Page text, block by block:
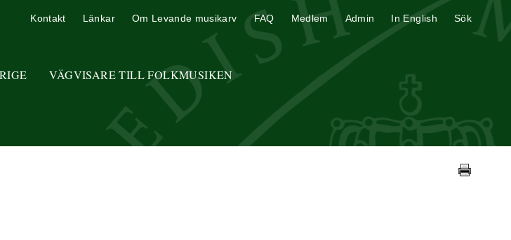
VÄGVISARE TILL FOLKMUSIKEN
Kontakt Länkar Om Levande musikarv FAQ Medlem Admin In English Sök